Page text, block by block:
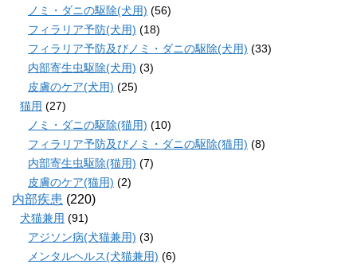
ノミ・ダニの駆除(犬用) (56)
フィラリア予防(犬用) (18)
フィラリア予防及びノミ・ダニの駆除(犬用) (33)
内部寄生虫駆除(犬用) (3)
皮膚のケア(犬用) (25)
猫用 (27)
ノミ・ダニの駆除(猫用) (10)
フィラリア予防及びノミ・ダニの駆除(猫用) (8)
内部寄生虫駆除(猫用) (7)
皮膚のケア(猫用) (2)
内部疾患 (220)
犬猫兼用 (91)
アジソン病(犬猫兼用) (3)
メンタルヘルス(犬猫兼用) (6)